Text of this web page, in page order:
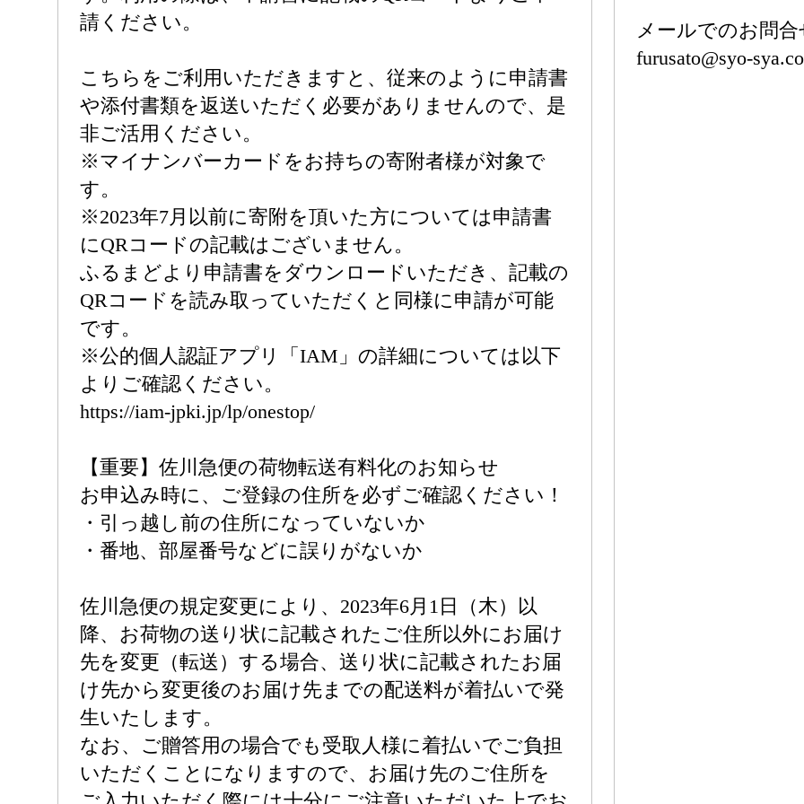
請ください。
こちらをご利用いただきますと、従来のように申請書
や添付書類を返送いただく必要がありませんので、是
非ご活用ください。
※マイナンバーカードをお持ちの寄附者様が対象で
す。
※2023年7月以前に寄附を頂いた方については申請書
にQRコードの記載はございません。
ふるまどより申請書をダウンロードいただき、記載の
QRコードを読み取っていただくと同様に申請が可能
です。
※公的個人認証アプリ「IAM」の詳細については以下
よりご確認ください。
https://iam-jpki.jp/lp/onestop/
【重要】佐川急便の荷物転送有料化のお知らせ
お申込み時に、ご登録の住所を必ずご確認ください！
・引っ越し前の住所になっていないか
・番地、部屋番号などに誤りがないか
佐川急便の規定変更により、2023年6月1日（木）以
降、お荷物の送り状に記載されたご住所以外にお届け
先を変更（転送）する場合、送り状に記載されたお届
け先から変更後のお届け先までの配送料が着払いで発
生いたします。
なお、ご贈答用の場合でも受取人様に着払いでご負担
いただくことになりますので、お届け先のご住所を
メールでのお問合
furusato@syo-